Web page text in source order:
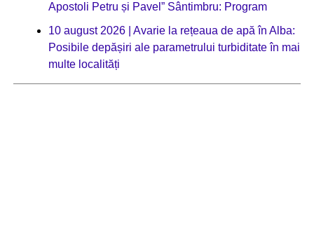
Apostoli Petru și Pavel” Sântimbru: Program
10 august 2026 | Avarie la rețeaua de apă în Alba:
Posibile depășiri ale parametrului turbiditate în mai
multe localități